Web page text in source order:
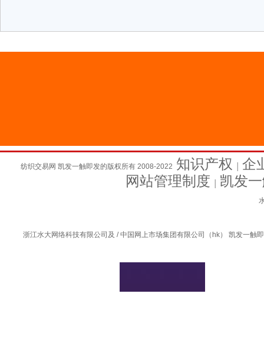
纺织交易网 凯发一触即发的版权所有 2008-2022 知识产权
企
网站管理制度
凯发
浙江水大网络科技有限公司及 / 中国网上市场集团有限公司（hk） 凯发一触